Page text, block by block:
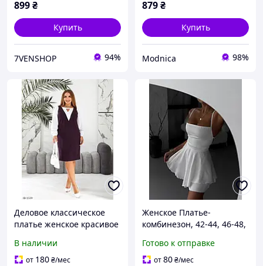
красный
899₴
Купить
7VENSHOP 94%
879₴
Купить
Modnica 98%
Деловое классическое
платье женское красивое
комбинированное с
белыми рукавами
В наличии
от 180₴/мес
Женское Платье-
комбинезон, 42-44, 46-48,
красный, беж, малина,
лимон, шелк армани.
Готово к отправке
от80₴/мес